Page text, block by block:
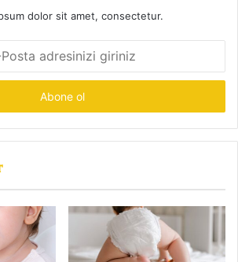
dolor sit amet, consectetur.